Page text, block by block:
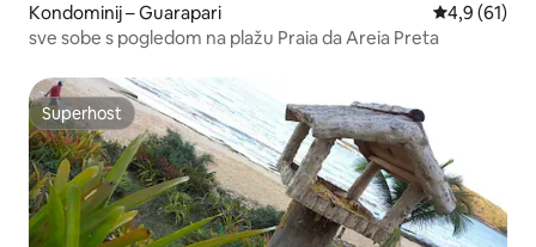
Kondominij – Guarapari Prosječna
4,9 (61)
sve sobe s pogledom na plažu Praia da Areia Preta
Superhost
Superhost